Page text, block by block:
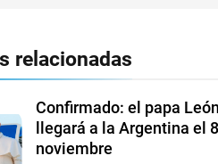
relacionadas
Confirmado: el papa
llegará a la Argentina el
noviembre